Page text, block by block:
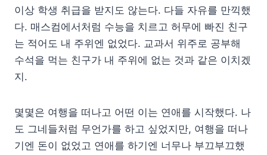
이상 학생 취급을 받지도 않는다. 다들 자유를 만끽했
다. 매스컴에서처럼 수능을 치르고 허무에 빠진 친구
는 적어도 내 주위엔 없었다. 교과서 위주로 공부해
수석을 먹는 친구가 내 주위에 없는 것과 같은 이치겠
지.
몇몇은 여행을 떠나고 어떤 이는 연애를 시작했다. 나
도 그네들처럼 무언가를 하고 싶었지만, 여행을 떠나
기엔 돈이 없었고 연애를 하기엔 너무나 부끄부끄했